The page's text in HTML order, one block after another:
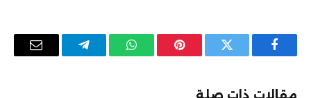
فيسبوك تويتر بينتيريستواتساب تيلقرام
البريد